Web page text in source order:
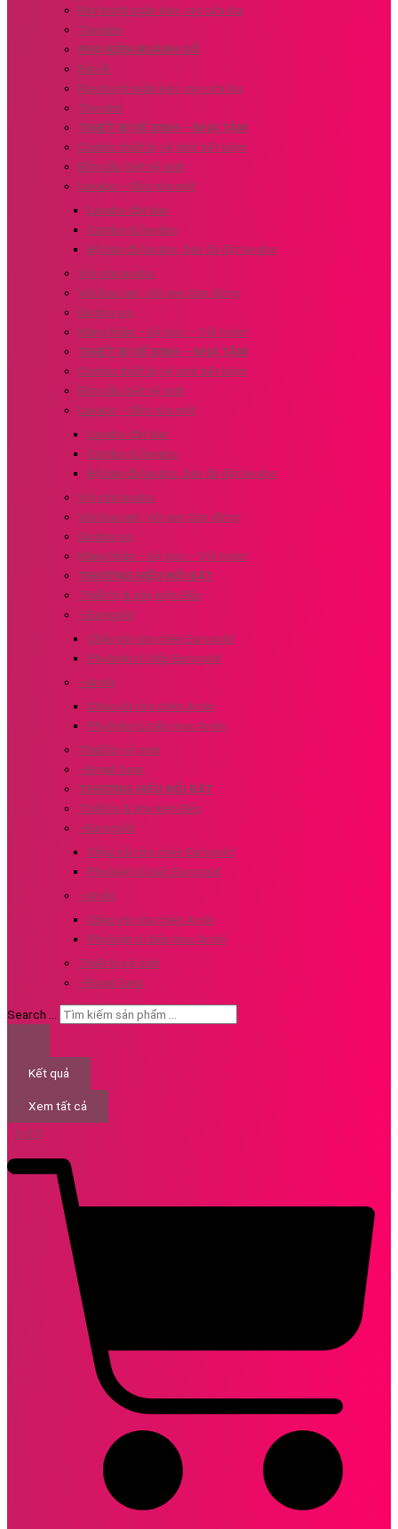
Ray trượt ngăn kéo, ray cửa lùa
Tay nắm
PHỤ KIỆN NGÀNH GỖ
Bản lề
Ray trượt ngăn kéo, ray cửa lùa
Tay nắm
THIẾT BỊ VỆ SINH – NHÀ TẮM
Combo thiết bị vệ sinh tiết kiệm
Bồn cầu, bệt vệ sinh
Lavabo – Bồn rửa mặt
Lavabo đặt bàn
Combo tủ lavabo
Bộ bàn đá lavabo, bàn đá đặt lavabo
Vòi rửa lavabo
Vòi hoa sen, Vòi sen tắm đứng
Gương soi
Máng khăn – kệ góc – Vòi toilet
THIẾT BỊ VỆ SINH – NHÀ TẮM
Combo thiết bị vệ sinh tiết kiệm
Bồn cầu, bệt vệ sinh
Lavabo – Bồn rửa mặt
Lavabo đặt bàn
Combo tủ lavabo
Bộ bàn đá lavabo, bàn đá đặt lavabo
Vòi rửa lavabo
Vòi hoa sen, Vòi sen tắm đứng
Gương soi
Máng khăn – kệ góc – Vòi toilet
THƯƠNG HIỆU NỔI BẬT
Thiết bị & phụ kiện Bếp
–Eurogold
Chậu vòi rửa chén Eurogold
Phụ kiện tủ bếp Eurogold
–Aroki
Chậu vòi rửa chén Aroki
Phụ kiện tủ bếp Inox Aroki
Thiết bị vệ sinh
–Royal Sanp
THƯƠNG HIỆU NỔI BẬT
Thiết bị & phụ kiện Bếp
–Eurogold
Chậu vòi rửa chén Eurogold
Phụ kiện tủ bếp Eurogold
–Aroki
Chậu vòi rửa chén Aroki
Phụ kiện tủ bếp Inox Aroki
Thiết bị vệ sinh
–Royal Sanp
Search ...
Kết quả
Xem tất cả
0 ₫ 0